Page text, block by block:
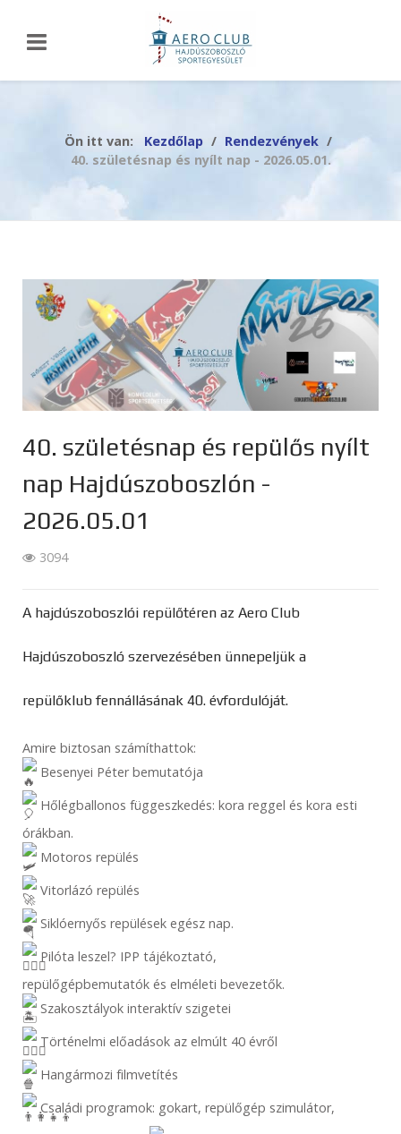
Ön itt van: Kezdőlap
Rendezvények
40. születésnap és nyílt nap - 2026.05.01.
40. születésnap és repülős nyílt
nap Hajdúszoboszlón -
2026.05.01
3094
A hajdúszoboszlói repülőtéren az Aero Club
Hajdúszoboszló szervezésében ünnepeljük a
repülőklub fennállásának 40. évfordulóját.
Amire biztosan számíthattok:
Besenyei Péter bemutatója
Hőlégballonos függeszkedés: kora reggel és kora esti
órákban.
Motoros repülés
Vitorlázó repülés
Siklóernyős repülések egész nap.
Pilóta leszel? IPP tájékoztató,
repülőgépbemutatók és elméleti bevezetők.
Szakosztályok interaktív szigetei
Történelmi előadások az elmúlt 40 évről
Hangármozi filmvetítés
Családi programok: gokart, repülőgép szimulátor,